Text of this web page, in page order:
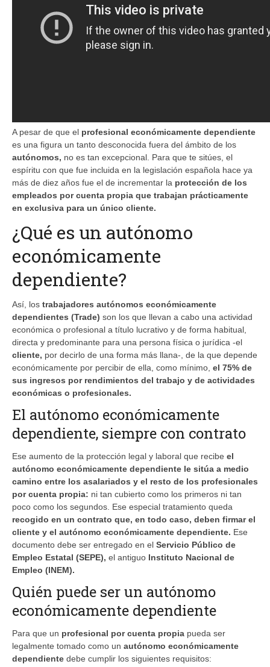
A pesar de que el profesional económicamente dependiente
es una figura un tanto desconocida fuera del ámbito de los
autónomos, no es tan excepcional. Para que te sitúes, el
espíritu con que fue incluida en la legislación española hace ya
más de diez años fue el de incrementar la protección de los
empleados por cuenta propia que trabajan prácticamente
en exclusiva para un único cliente.
¿Qué es un autónomo
económicamente
dependiente?
Así, los trabajadores autónomos económicamente
dependientes (Trade) son los que llevan a cabo una actividad
económica o profesional a título lucrativo y de forma habitual,
directa y predominante para una persona física o jurídica -el
cliente, por decirlo de una forma más llana-, de la que depende
económicamente por percibir de ella, como mínimo, el 75% de
sus ingresos por rendimientos del trabajo y de actividades
económicas o profesionales.
El autónomo económicamente
dependiente, siempre con contrato
Ese aumento de la protección legal y laboral que recibe el
autónomo económicamente dependiente le sitúa a medio
camino entre los asalariados y el resto de los profesionales
por cuenta propia: ni tan cubierto como los primeros ni tan
poco como los segundos. Ese especial tratamiento queda
recogido en un contrato que, en todo caso, deben firmar el
cliente y el autónomo económicamente dependiente. Ese
documento debe ser entregado en el Servicio Público de
Empleo Estatal (SEPE), el antiguo Instituto Nacional de
Empleo (INEM).
Quién puede ser un autónomo
económicamente dependiente
Para que un profesional por cuenta propia pueda ser
legalmente tomado como un autónomo económicamente
dependiente debe cumplir los siguientes requisitos: